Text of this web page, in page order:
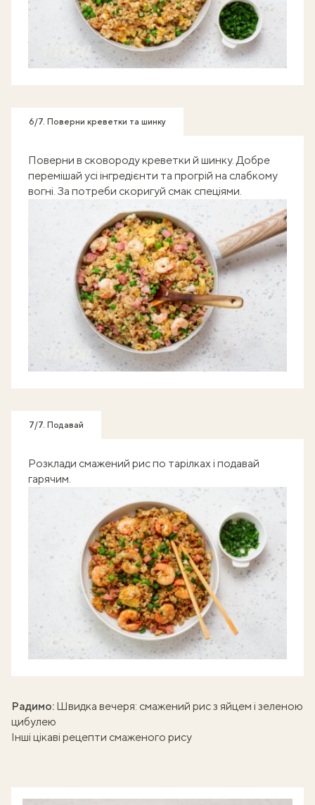
6/7. Поверни креветки та шинку
Поверни в сковороду креветки й шинку. Добре
перемішай усі інгредієнти та прогрій на слабкому
вогні. За потреби скоригуй смак спеціями.
7/7. Подавай
Розклади смажений рис по тарілках і подавай
гарячим.
Радимо: Швидка вечеря: смажений рис з яйцем і зеленою
цибулею
Інші цікаві рецепти смаженого рису